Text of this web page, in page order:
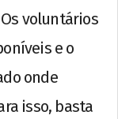
Os voluntários
e o
onde
isso, basta